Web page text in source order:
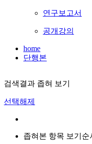
연구보고서
공개강의
home
단행본
검색결과 좁혀 보기
선택해제
좁혀본 항목 보기순